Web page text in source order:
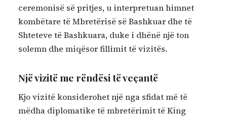
ceremonisë së pritjes, u interpretuan himnet
kombëtare të Mbretërisë së Bashkuar dhe të
Shteteve të Bashkuara, duke i dhënë një ton
solemn dhe miqësor fillimit të vizitës.
Një vizitë me rëndësi të veçantë
Kjo vizitë konsiderohet një nga sfidat më të
mëdha diplomatike të mbretërimit të King